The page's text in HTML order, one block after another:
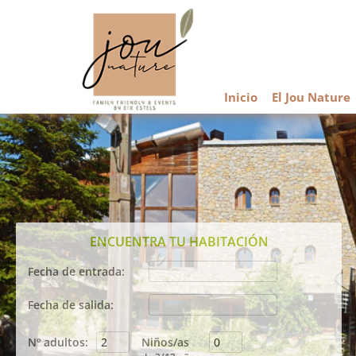
Inicio El Jou Nature
ENCUENTRA TU HABITACIÓN
Fecha de entrada:
Agosto 2026
Lun Mar Mié Jue Vie Sáb Dom
27 28 29 30 31 1 2
Fecha de salida:
Agosto 2026
Lun Mar Mié Jue Vie Sáb Dom
Nº adultos: Niños/as